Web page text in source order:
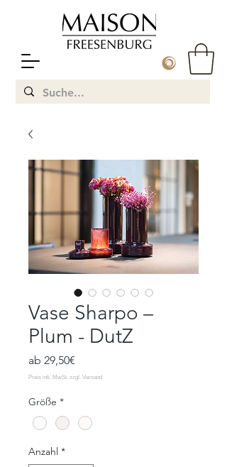
Vase Sharpo –
Plum - DutZ
ab 29,50€
Preis
Größe *
Anzahl *